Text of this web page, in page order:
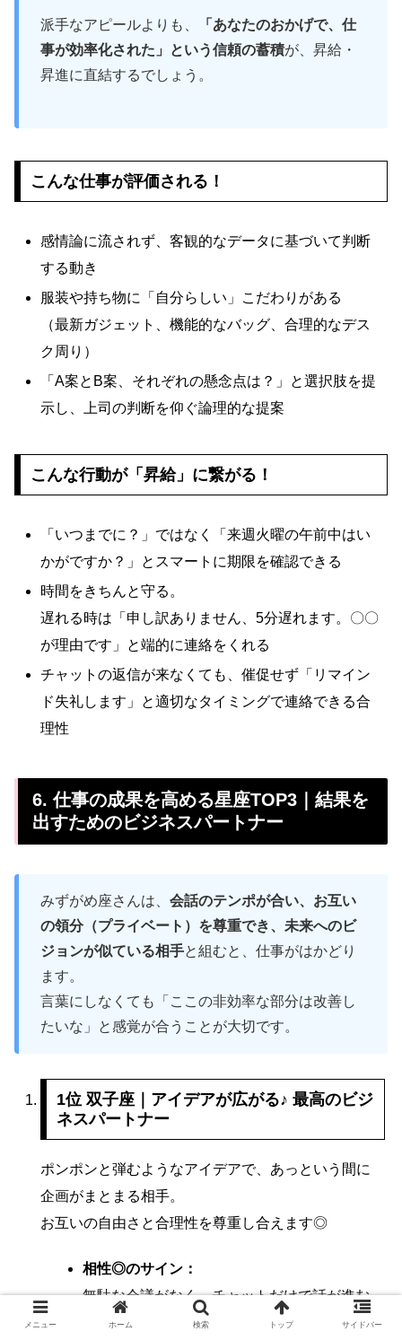
派手なアピールよりも、
「あなたのおかげで、仕
事が効率化された」という信頼の蓄積が、昇給・
昇進に直結するでしょう。
こんな仕事が評価される！
感情論に流されず、客観的なデータに基づいて判断
する動き
服装や持ち物に「自分らしい」こだわりがある
（最新ガジェット、機能的なバッグ、合理的なデス
ク周り）
「A案とB案、それぞれの懸念点は？」と選択肢を提
示し、上司の判断を仰ぐ論理的な提案
こんな行動が「昇給」に繋がる！
「いつまでに？」ではなく「来週火曜の午前中はい
かがですか？」とスマートに期限を確認できる
時間をきちんと守る。
遅れる時は「申し訳ありません、5分遅れます。〇〇
が理由です」と端的に連絡をくれる
チャットの返信が来なくても、催促せず「リマイン
ド失礼します」と適切なタイミングで連絡できる合
理性
6. 仕事の成果を高める星座TOP3｜結果を
出すためのビジネスパートナー
みずがめ座さんは、 会話のテンポが合い、お互い
の領分（プライベート）を尊重でき、未来へのビ
ジョンが似ている相手と組むと、仕事がはかどり
ます。
言葉にしなくても「ここの非効率な部分は改善し
たいな」と感覚が合うことが大切です。
1位 双子座｜アイデアが広がる♪ 最高のビジ
ネスパートナー
ポンポンと弾むようなアイデアで、あっという間に
企画がまとまる相手。
お互いの自由さと合理性を尊重し合えます◎
相性◎のサイン：
無駄な会議がなく、チャットだけで話が進む
成果を出すには：
メニュー ホーム 検索 トップ サイドバー